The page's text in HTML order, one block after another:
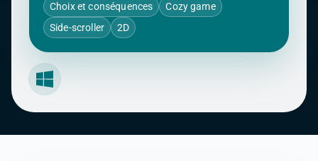
Choix et conséquences
Cozy game
Side-scroller
2D
Windows